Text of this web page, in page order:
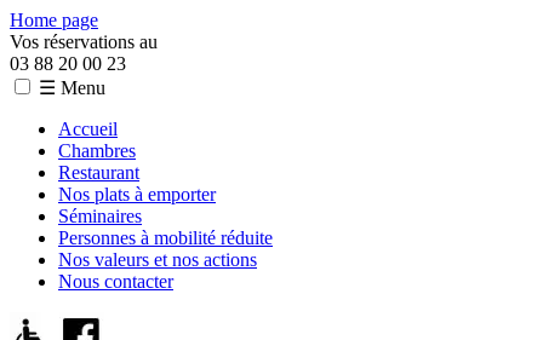
Home page
Vos réservations au
03 88 20 00 23
☰ Menu
Accueil
Chambres
Restaurant
Nos plats à emporter
Séminaires
Personnes à mobilité réduite
Nos valeurs et nos actions
Nous contacter